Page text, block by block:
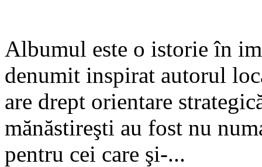
Albumul este o istorie în
denumit inspirat autorul
are drept orientare
mănăstireşti au fost nu
pentru cei care şi-...